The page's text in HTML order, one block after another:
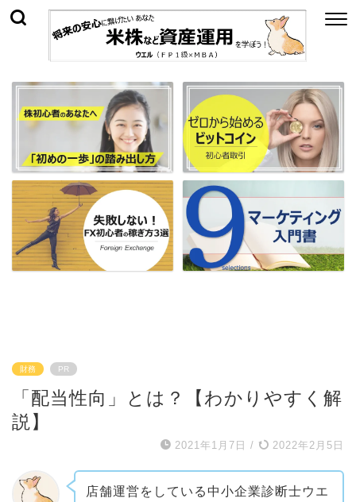
財務 PR
「配当性向」とは？【わかりやすく解
説】
2021年1月7日 / 2022年2月5日
店舗運営をしている中小企業診断士ウエ